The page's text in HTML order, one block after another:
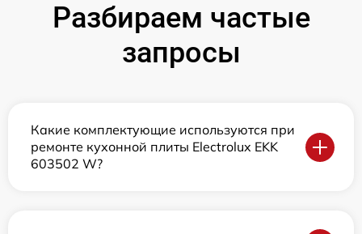
Разбираем частые
запросы
Какие комплектующие используются при
ремонте кухонной плиты Electrolux EKK
603502 W?